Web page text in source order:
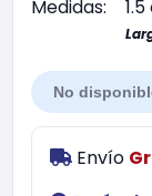
Medidas:
No
Envío